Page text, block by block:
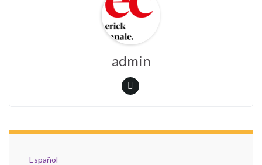
admin
Español